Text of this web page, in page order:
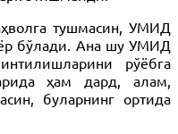
тушмасин, УМИД
бўлади. Ана шу УМИД
рўёбга
ҳам дард, алам,
буларнинг ортида